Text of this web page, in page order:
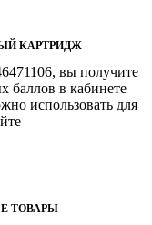
КАРТРИДЖ
вы получите
баллов в кабинете
использовать для
ТОВАРЫ